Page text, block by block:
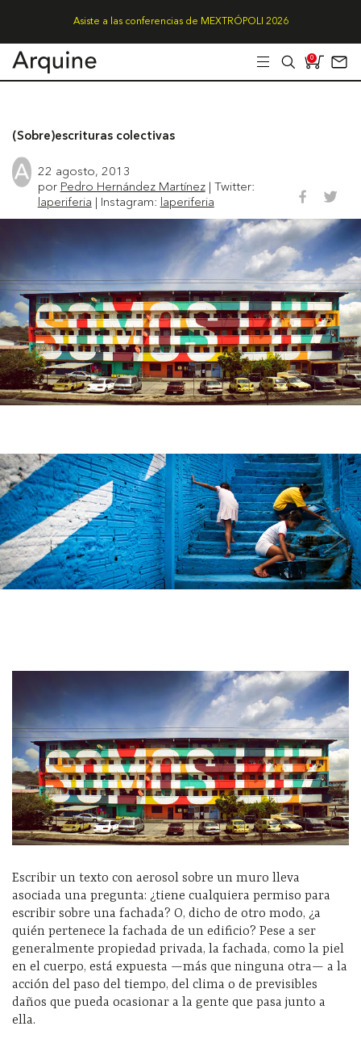
Asiste a las conferencias de MEXTRÓPOLI 2026
0
(Sobre)escrituras colectivas
22 agosto, 2013
por Pedro Hernández Martínez| Twitter:
laperiferia | Instagram: laperiferia
Escribir un texto con aerosol sobre un muro lleva
asociada una pregunta: ¿tiene cualquiera permiso para
escribir sobre una fachada? O, dicho de otro modo, ¿a
quién pertenece la fachada de un edificio? Pese a ser
generalmente propiedad privada, la fachada, como la piel
en el cuerpo, está expuesta —más que ninguna otra— a la
acción del paso del tiempo, del clima o de previsibles
daños que pueda ocasionar a la gente que pasa junto a
ella.